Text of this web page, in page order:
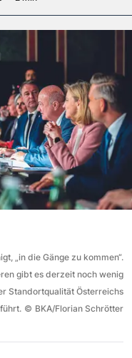
„in die Gänge zu kommen“.
gibt es derzeit noch wenig
Standortqualität Österreichs
führt. © BKA/Florian Schrötter